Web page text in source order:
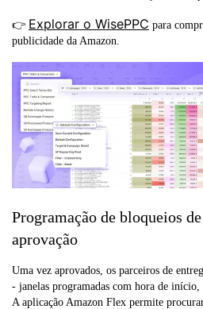
👉 Explorar o WisePPC para
publicidade da Amazon.
Programação de bloqueios
aprovação
Uma vez aprovados, os parceiros de
- janelas programadas com hora de início,
A aplicação Amazon Flex permite